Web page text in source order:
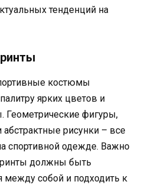
тенденций на
костюмы
ярких цветов и
Геометрические фигуры,
рисунки – все
спортивной одежде. Важно
должны быть
между собой и подходить к